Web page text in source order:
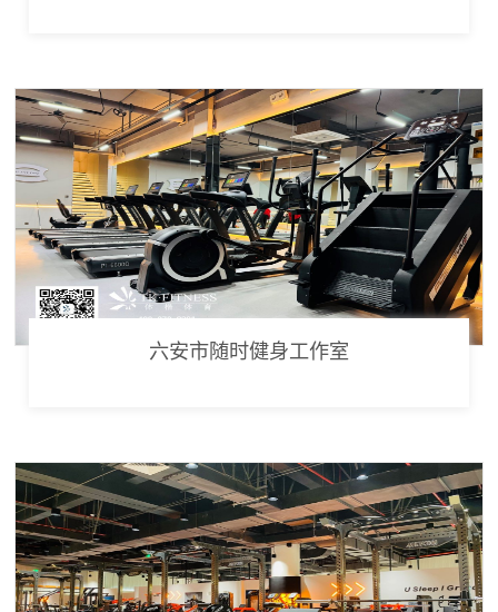
六安市随时健身工作室